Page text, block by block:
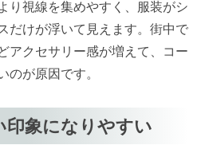
り視線を集めやすく、服装がシ
だけが浮いて見えます。街中で
アクセサリー感が増えて、コー
のが原因です。
印象になりやすい